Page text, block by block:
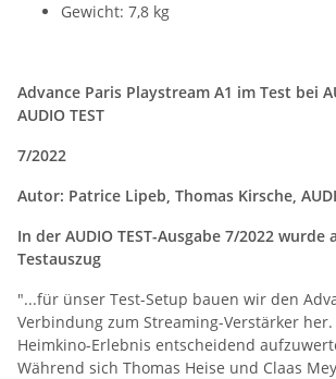
Gewicht: 7,8 kg
Advance Paris Playstream A1 im Test bei
AUDIO TEST
7/2022
Autor: Patrice Lipeb, Thomas Kirsche,
In der AUDIO TEST-Ausgabe 7/2022
Testauszug
"...für ünser Test-Setup bauen wir den
Verbindung zum Streaming-Verstärker
Heimkino-Erlebnis entscheidend
Während sich Thomas Heise und Claas